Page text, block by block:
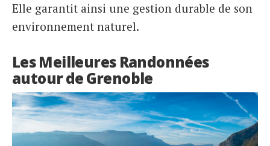
Elle garantit ainsi une gestion durable de son
environnement naturel.
Les Meilleures Randonnées
autour de Grenoble